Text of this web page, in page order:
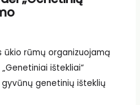
ūkio rūmų organizuojamą
ištekliai“
genetinių išteklių